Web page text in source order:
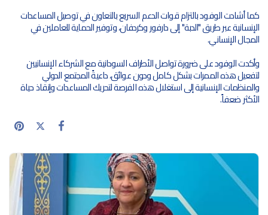
كما أشادت الوفود بالتزام قوات الدعم السريع بالتعاون في توصيل المساعدات
الإنسانية عبر طريق "الدبة" إلى دارفور وكردفان، وتوفير الحماية للعاملين في
المجال الإنساني.
وأكدت الوفود على ضرورة تواصل الأطراف السودانية مع الشركاء الإنسانيين
لتفعيل هذه الممرات بشكل كامل ودون عوائق، داعيةً المجتمع الدولي
والمنظمات الإنسانية إلى استغلال هذه الفرصة لتحريك المساعدات وإنقاذ حياة
الأكثر ضعفاً.